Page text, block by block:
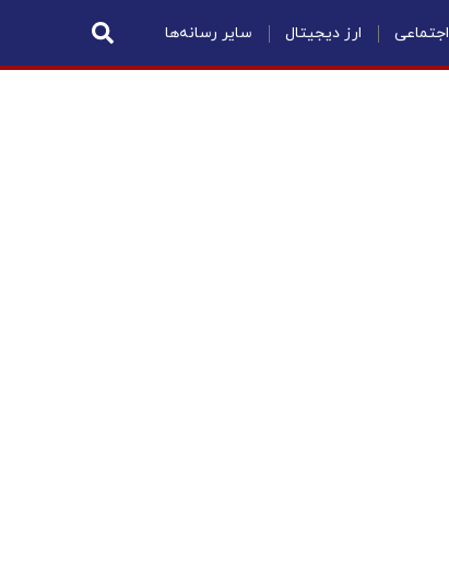
اجتماعی ارز دیجیتال سایر رسانه‌ها